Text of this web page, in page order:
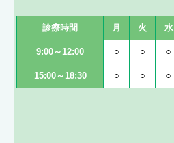
診療時間 月 火 水
9:00～12:00 ○ ○ ○
15:00～18:30 ○ ○ ○